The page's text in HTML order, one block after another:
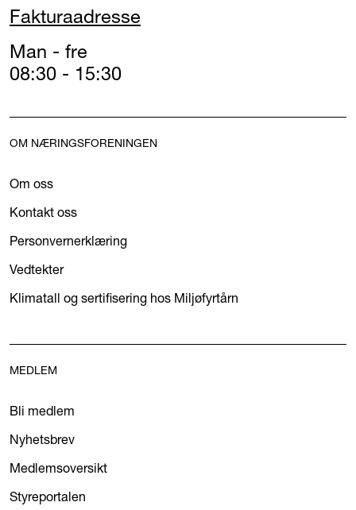
Fakturaadresse
Man - fre
08:30 - 15:30
OM NÆRINGSFORENINGEN
Om oss
Kontakt oss
Personvernerklæring
Vedtekter
Klimatall og sertifisering hos Miljøfyrtårn
MEDLEM
Bli medlem
Nyhetsbrev
Medlemsoversikt
Styreportalen